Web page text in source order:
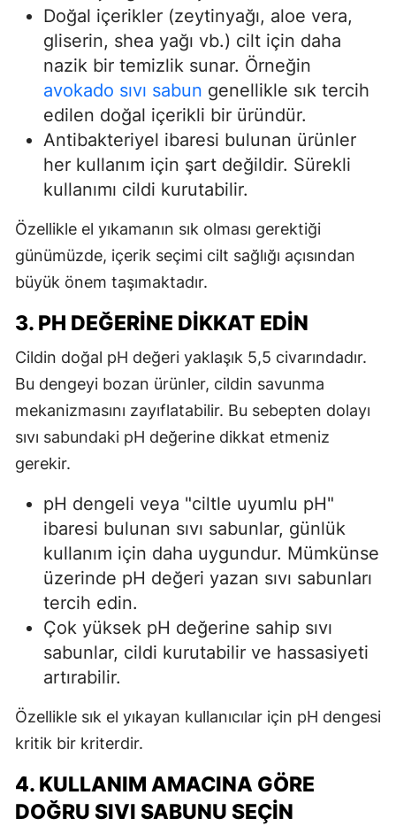
Doğal içerikler (zeytinyağı, aloe vera,
gliserin, shea yağı vb.) cilt için daha
nazik bir temizlik sunar. Örneğin
avokado sıvı sabun genellikle sık tercih
edilen doğal içerikli bir üründür.
Antibakteriyel ibaresi bulunan ürünler
her kullanım için şart değildir. Sürekli
kullanımı cildi kurutabilir.
Özellikle el yıkamanın sık olması gerektiği
günümüzde, içerik seçimi cilt sağlığı açısından
büyük önem taşımaktadır.
3. PH DEĞERINE DIKKAT EDIN
Cildin doğal pH değeri yaklaşık 5,5 civarındadır.
Bu dengeyi bozan ürünler, cildin savunma
mekanizmasını zayıflatabilir. Bu sebepten dolayı
sıvı sabundaki pH değerine dikkat etmeniz
gerekir.
pH dengeli veya "ciltle uyumlu pH"
ibaresi bulunan sıvı sabunlar, günlük
kullanım için daha uygundur. Mümkünse
üzerinde pH değeri yazan sıvı sabunları
tercih edin.
Çok yüksek pH değerine sahip sıvı
sabunlar, cildi kurutabilir ve hassasiyeti
artırabilir.
Özellikle sık el yıkayan kullanıcılar için pH dengesi
kritik bir kriterdir.
4. KULLANIM AMACINA GÖRE
DOĞRU SIVI SABUNU SEÇIN